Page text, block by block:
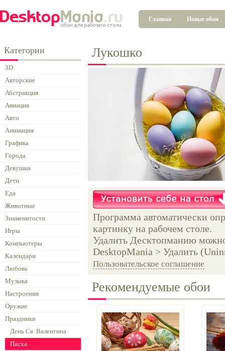
Главная Новые обои
Категории
3D
Авторские
Абстракция
Авиация
Авто
Анимация
Графика
Города
Девушки
Дети
Еда
Животные
Знаменитости
Игры
Компьютеры
Календари
Любовь
Музыка
Настроения
Оружие
Праздники
День Св. Валентина
Пасха
Лукошко
Программа автоматически
картинку на рабочем столе.
Удалить Десктопманию
DesktopMania > Удалить
Пользовательское соглашение
Рекомендуемые обои